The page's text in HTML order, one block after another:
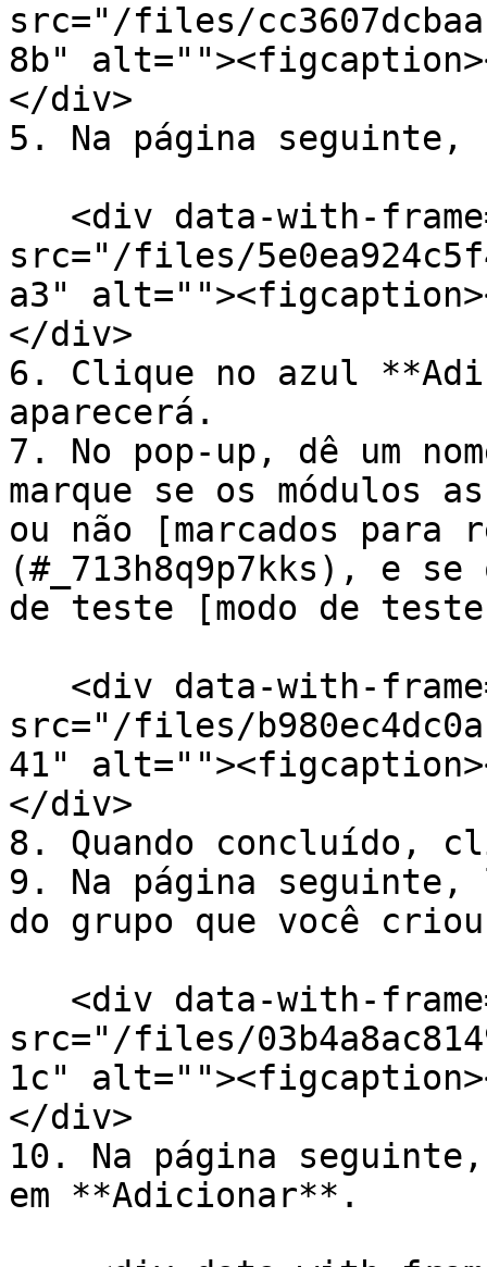
src="/files/
8b"
</div>
5. Na página seguinte,
src="/files/
a3"
</div>
6. Clique no azul
aparecerá.
7. No pop-up, dê um
marque se os módulos
ou não [marcados para
(#_713h8q9p7kks), e
de teste [modo de
src="/files/
41"
</div>
8. Quando concluído,
9. Na página
do grupo que você
src="/files/
1c"
</div>
10. Na página
em **Adicionar**.